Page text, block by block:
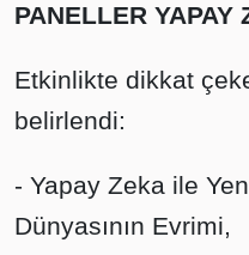
PANELLER YAPAY
Etkinlikte dikkat
belirlendi:
- Yapay Zeka ile
Dünyasının Evrimi,